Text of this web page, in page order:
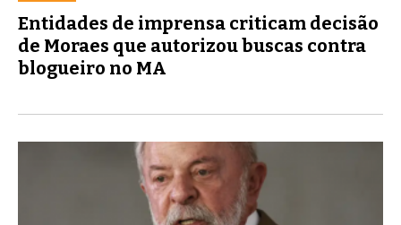
Entidades de imprensa criticam decisão
de Moraes que autorizou buscas contra
blogueiro no MA